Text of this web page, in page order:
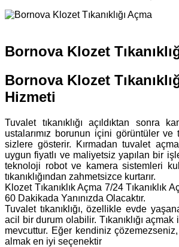
Bornova Klozet
Bornova Klozet
Hizmeti
Tuvalet tıkanıklığı açıldıktan sonra
ustalarımız borunun içini görüntüler ve
sizlere gösterir. Kırmadan tuvalet
uygun fiyatlı ve maliyetsiz yapılan bir
teknoloji robot ve kamera sistemleri
tıkanıklığından zahmetsizce kurtarır.
Klozet Tıkanıklık Açma 7/24 Tıkanıklık
60 Dakikada Yanınızda Olacaktır.
Tuvalet tıkanıklığı, özellikle evde
acil bir durum olabilir. Tıkanıklığı
mevcuttur. Eğer kendiniz
almak en iyi seçenektir